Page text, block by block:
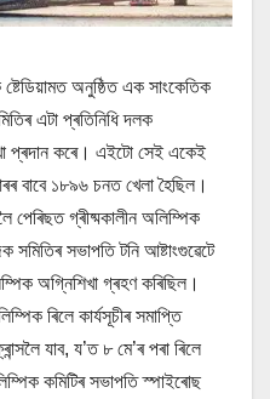
ষ্টেডিয়ামত অনুষ্ঠিত এক সাংকেতিক
এটা প্ৰতিনিধি দলক
প্ৰদান কৰে। এইটো সেই একেই
বাবে ১৮৯৬ চনত খেলা হৈছিল।
গ্ৰীষ্মকালীন অলিম্পিক
সভাপতি টনি আষ্টাংগুৱেটে
অগ্নিশিখা গ্ৰহণ কৰিছিল।
ৰিলে কাৰ্যসূচীৰ সমাপ্তি
যাব, য’ত ৮ মে’ৰ পৰা ৰিলে
কমিটিৰ সভাপতি স্পাইৰোছ